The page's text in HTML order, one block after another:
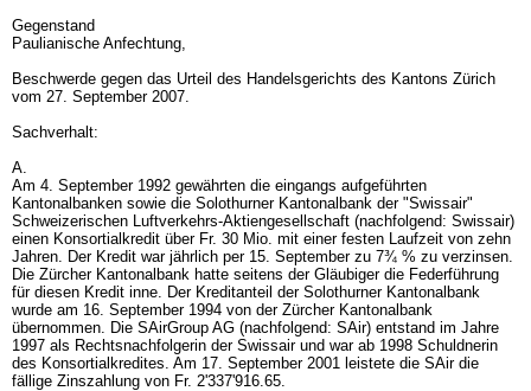
Gegenstand
Paulianische Anfechtung,
Beschwerde gegen das Urteil des Handelsgerichts des Kantons Zürich
vom 27. September 2007.
Sachverhalt:
A.
Am 4. September 1992 gewährten die eingangs aufgeführten
Kantonalbanken sowie die Solothurner Kantonalbank der "Swissair"
Schweizerischen Luftverkehrs-Aktiengesellschaft (nachfolgend: Swissair)
einen Konsortialkredit über Fr. 30 Mio. mit einer festen Laufzeit von zehn
Jahren. Der Kredit war jährlich per 15. September zu 7¾ % zu verzinsen.
Die Zürcher Kantonalbank hatte seitens der Gläubiger die Federführung
für diesen Kredit inne. Der Kreditanteil der Solothurner Kantonalbank
wurde am 16. September 1994 von der Zürcher Kantonalbank
übernommen. Die SAirGroup AG (nachfolgend: SAir) entstand im Jahre
1997 als Rechtsnachfolgerin der Swissair und war ab 1998 Schuldnerin
des Konsortialkredites. Am 17. September 2001 leistete die SAir die
fällige Zinszahlung von Fr. 2'337'916.65.